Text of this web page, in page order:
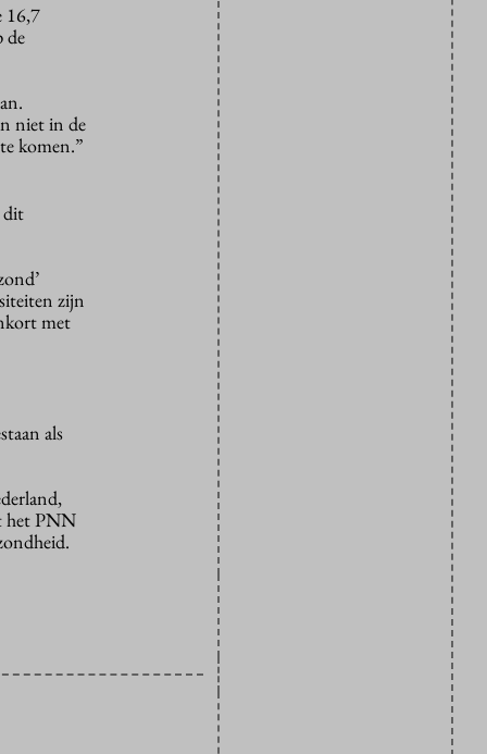
16,7
de
niet in de
komen.”
dit
zijn
met
als
het PNN